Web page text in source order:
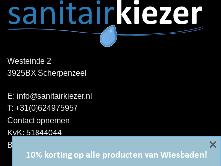
Westeinde 2
3925BX Scherpenzeel
E: info@sanitairkiezer.nl
T: +31(0)624975957
Contact opnemen
KvK: 51844044
BTW-ID : NL001344060B15
10% korting op alle producten van Wiesbaden!
×